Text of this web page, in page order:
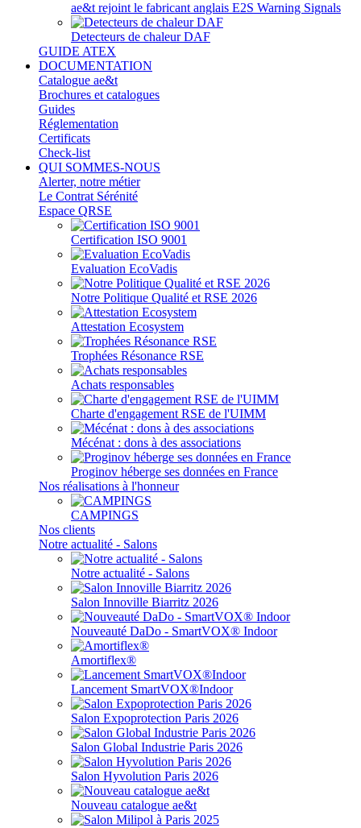
ae&t rejoint le fabricant anglais E2S Warning Signals
Detecteurs de chaleur DAF
GUIDE ATEX
DOCUMENTATION
Catalogue ae&t
Brochures et catalogues
Guides
Réglementation
Certificats
Check-list
QUI SOMMES-NOUS
Alerter, notre métier
Le Contrat Sérénité
Espace QRSE
Certification ISO 9001
Evaluation EcoVadis
Notre Politique Qualité et RSE 2026
Attestation Ecosystem
Trophées Résonance RSE
Achats responsables
Charte d'engagement RSE de l'UIMM
Mécénat : dons à des associations
Proginov héberge ses données en France
Nos réalisations à l'honneur
CAMPINGS
Nos clients
Notre actualité - Salons
Notre actualité - Salons
Salon Innoville Biarritz 2026
Nouveauté DaDo - SmartVOX® Indoor
Amortiflex®
Lancement SmartVOX®Indoor
Salon Expoprotection Paris 2026
Salon Global Industrie Paris 2026
Salon Hyvolution Paris 2026
Nouveau catalogue ae&t